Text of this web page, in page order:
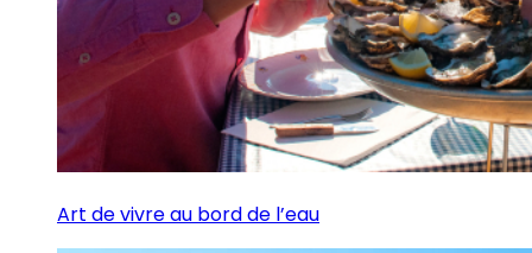
Art de vivre au bord de l’eau